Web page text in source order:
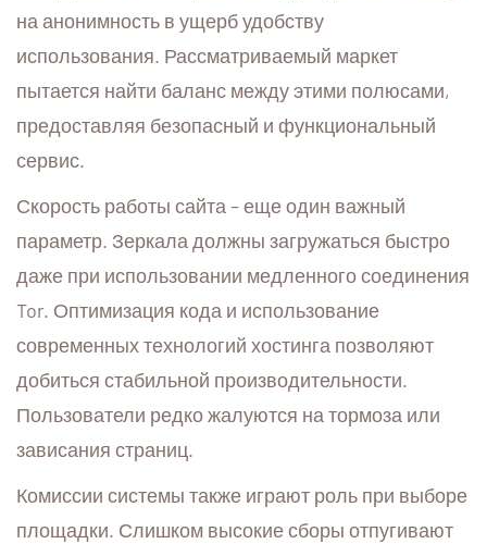
на анонимность в ущерб удобству
использования. Рассматриваемый маркет
пытается найти баланс между этими полюсами,
предоставляя безопасный и функциональный
сервис.
Скорость работы сайта – еще один важный
параметр. Зеркала должны загружаться быстро
даже при использовании медленного соединения
Tor. Оптимизация кода и использование
современных технологий хостинга позволяют
добиться стабильной производительности.
Пользователи редко жалуются на тормоза или
зависания страниц.
Комиссии системы также играют роль при выборе
площадки. Слишком высокие сборы отпугивают